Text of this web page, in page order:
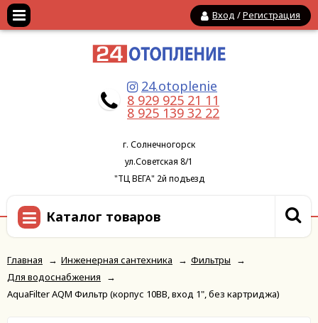
Вход /Регистрация
24.otoplenie
8 929 925 21 11
8 925 139 32 22
г. Солнечногорск
ул.Советская 8/1
"ТЦ ВЕГА" 2й подъезд
Каталог товаров
Главная → Инженерная сантехника → Фильтры
→
Для водоснабжения
→
AquaFilter AQM Фильтр (корпус 10ВВ, вход 1", без картриджа)